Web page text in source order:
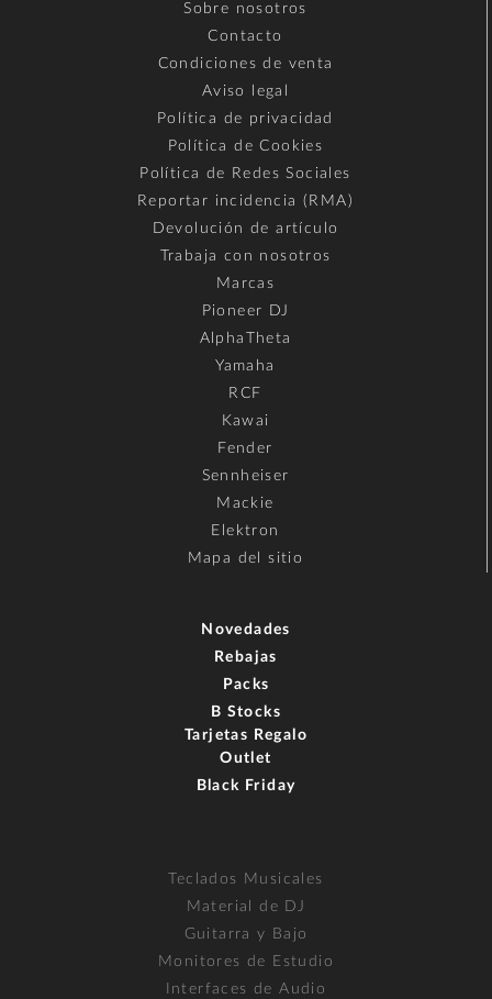
Sobre nosotros
Contacto
Condiciones de venta
Aviso legal
Política de privacidad
Política de Cookies
Política de Redes Sociales
Reportar incidencia (RMA)
Devolución de artículo
Trabaja con nosotros
Marcas
Pioneer DJ
AlphaTheta
Yamaha
RCF
Kawai
Fender
Sennheiser
Mackie
Elektron
Mapa del sitio
Novedades
Rebajas
Packs
B Stocks
Tarjetas Regalo
Outlet
Black Friday
Teclados Musicales
Material de DJ
Guitarra y Bajo
Monitores de Estudio
Interfaces de Audio